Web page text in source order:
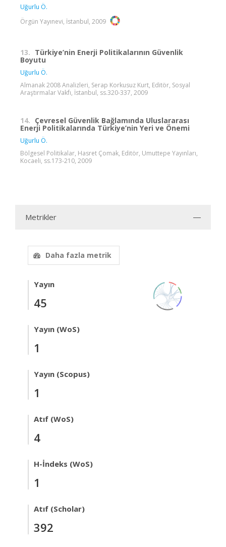
Uğurlu Ö.
Örgün Yayınevi, İstanbul, 2009
13. Türkiye’nin Enerji Politikalarının Güvenlik
Boyutu
Uğurlu Ö.
Almanak 2008 Analizleri, Serap Korkusuz Kurt, Editör, Sosyal
Araştırmalar Vakfı, İstanbul, ss.320-337, 2009
14. Çevresel Güvenlik Bağlamında Uluslararası
Enerji Politikalarında Türkiye’nin Yeri ve Önemi
Uğurlu Ö.
Bölgesel Politikalar, Hasret Çomak, Editör, Umuttepe Yayınları,
Kocaeli, ss.173-210, 2009
Metrikler
Daha fazla metrik
Yayın
45
Yayın (WoS)
1
Yayın (Scopus)
1
Atıf (WoS)
4
H-İndeks (WoS)
1
Atıf (Scholar)
392